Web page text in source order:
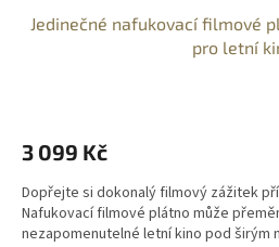
Jedinečné nafukovací filmové
pro letní
3 099 Kč
Dopřejte si dokonalý filmový zážitek
Nafukovací filmové plátno může
nezapomenutelné letní kino pod širým